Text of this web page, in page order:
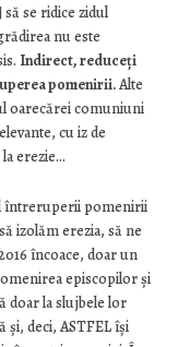
se ridice zidul
nu este
Indirect, reduceți
pomenirii.Alte
oarecărei comuniuni
cu iz de
erezie…
întreruperii pomenirii
izolăm erezia, să ne
încoace, doar un
episcopilor și
doar la slujbele lor
și, deci, ASTFEL își